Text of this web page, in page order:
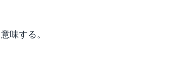
味する。